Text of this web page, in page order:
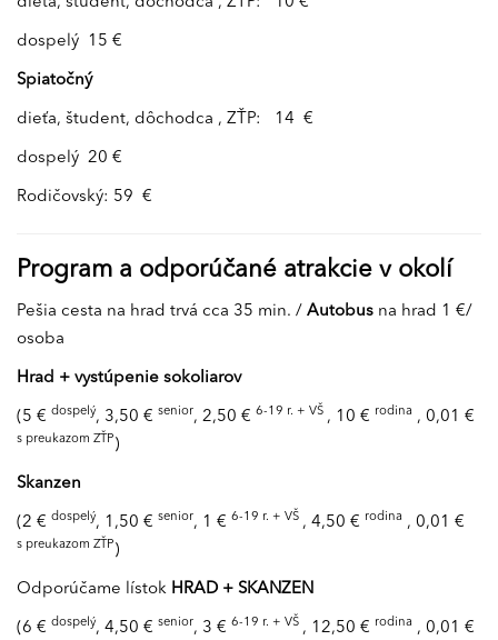
dospelý 15 €
Spiatočný
dieťa, študent, dôchodca , ZŤP: 14 €
dospelý 20 €
Rodičovský: 59 €
Program a odporúčané atrakcie v okolí
Pešia cesta na hrad trvá cca 35 min. / Autobus na hrad 1 €/
osoba
Hrad + vystúpenie sokoliarov
(5 € dospelý, 3,50 € senior, 2,50 € 6-19 r. + VŠ , 10 € rodina , 0,01 €
s preukazom ZŤP)
Skanzen
(2 € dospelý, 1,50 € senior, 1 € 6-19 r. + VŠ , 4,50 € rodina , 0,01 €
s preukazom ZŤP)
Odporúčame lístok HRAD + SKANZEN
(6 € dospelý, 4,50 € senior, 3 € 6-19 r. + VŠ , 12,50 € rodina , 0,01 €